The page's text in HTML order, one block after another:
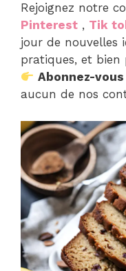
Rejoignez notre
Pinterest , Tik
jour de nouvelles
pratiques, et bien
Abonnez-
aucun de nos